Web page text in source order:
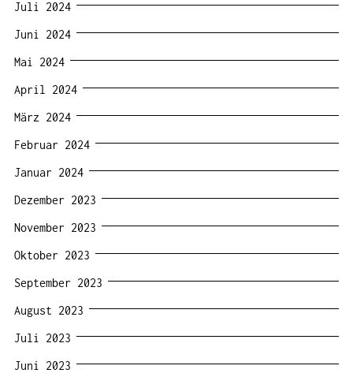
Juli 2024
Juni 2024
Mai 2024
April 2024
März 2024
Februar 2024
Januar 2024
Dezember 2023
November 2023
Oktober 2023
September 2023
August 2023
Juli 2023
Juni 2023